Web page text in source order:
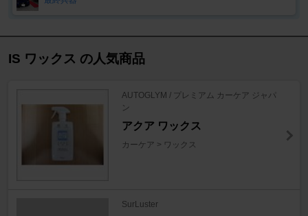
IS ワックス の人気商品
AUTOGLYM / プレミアム カーケア ジャパ
ン
アクア ワックス
カーケア > ワックス
SurLuster